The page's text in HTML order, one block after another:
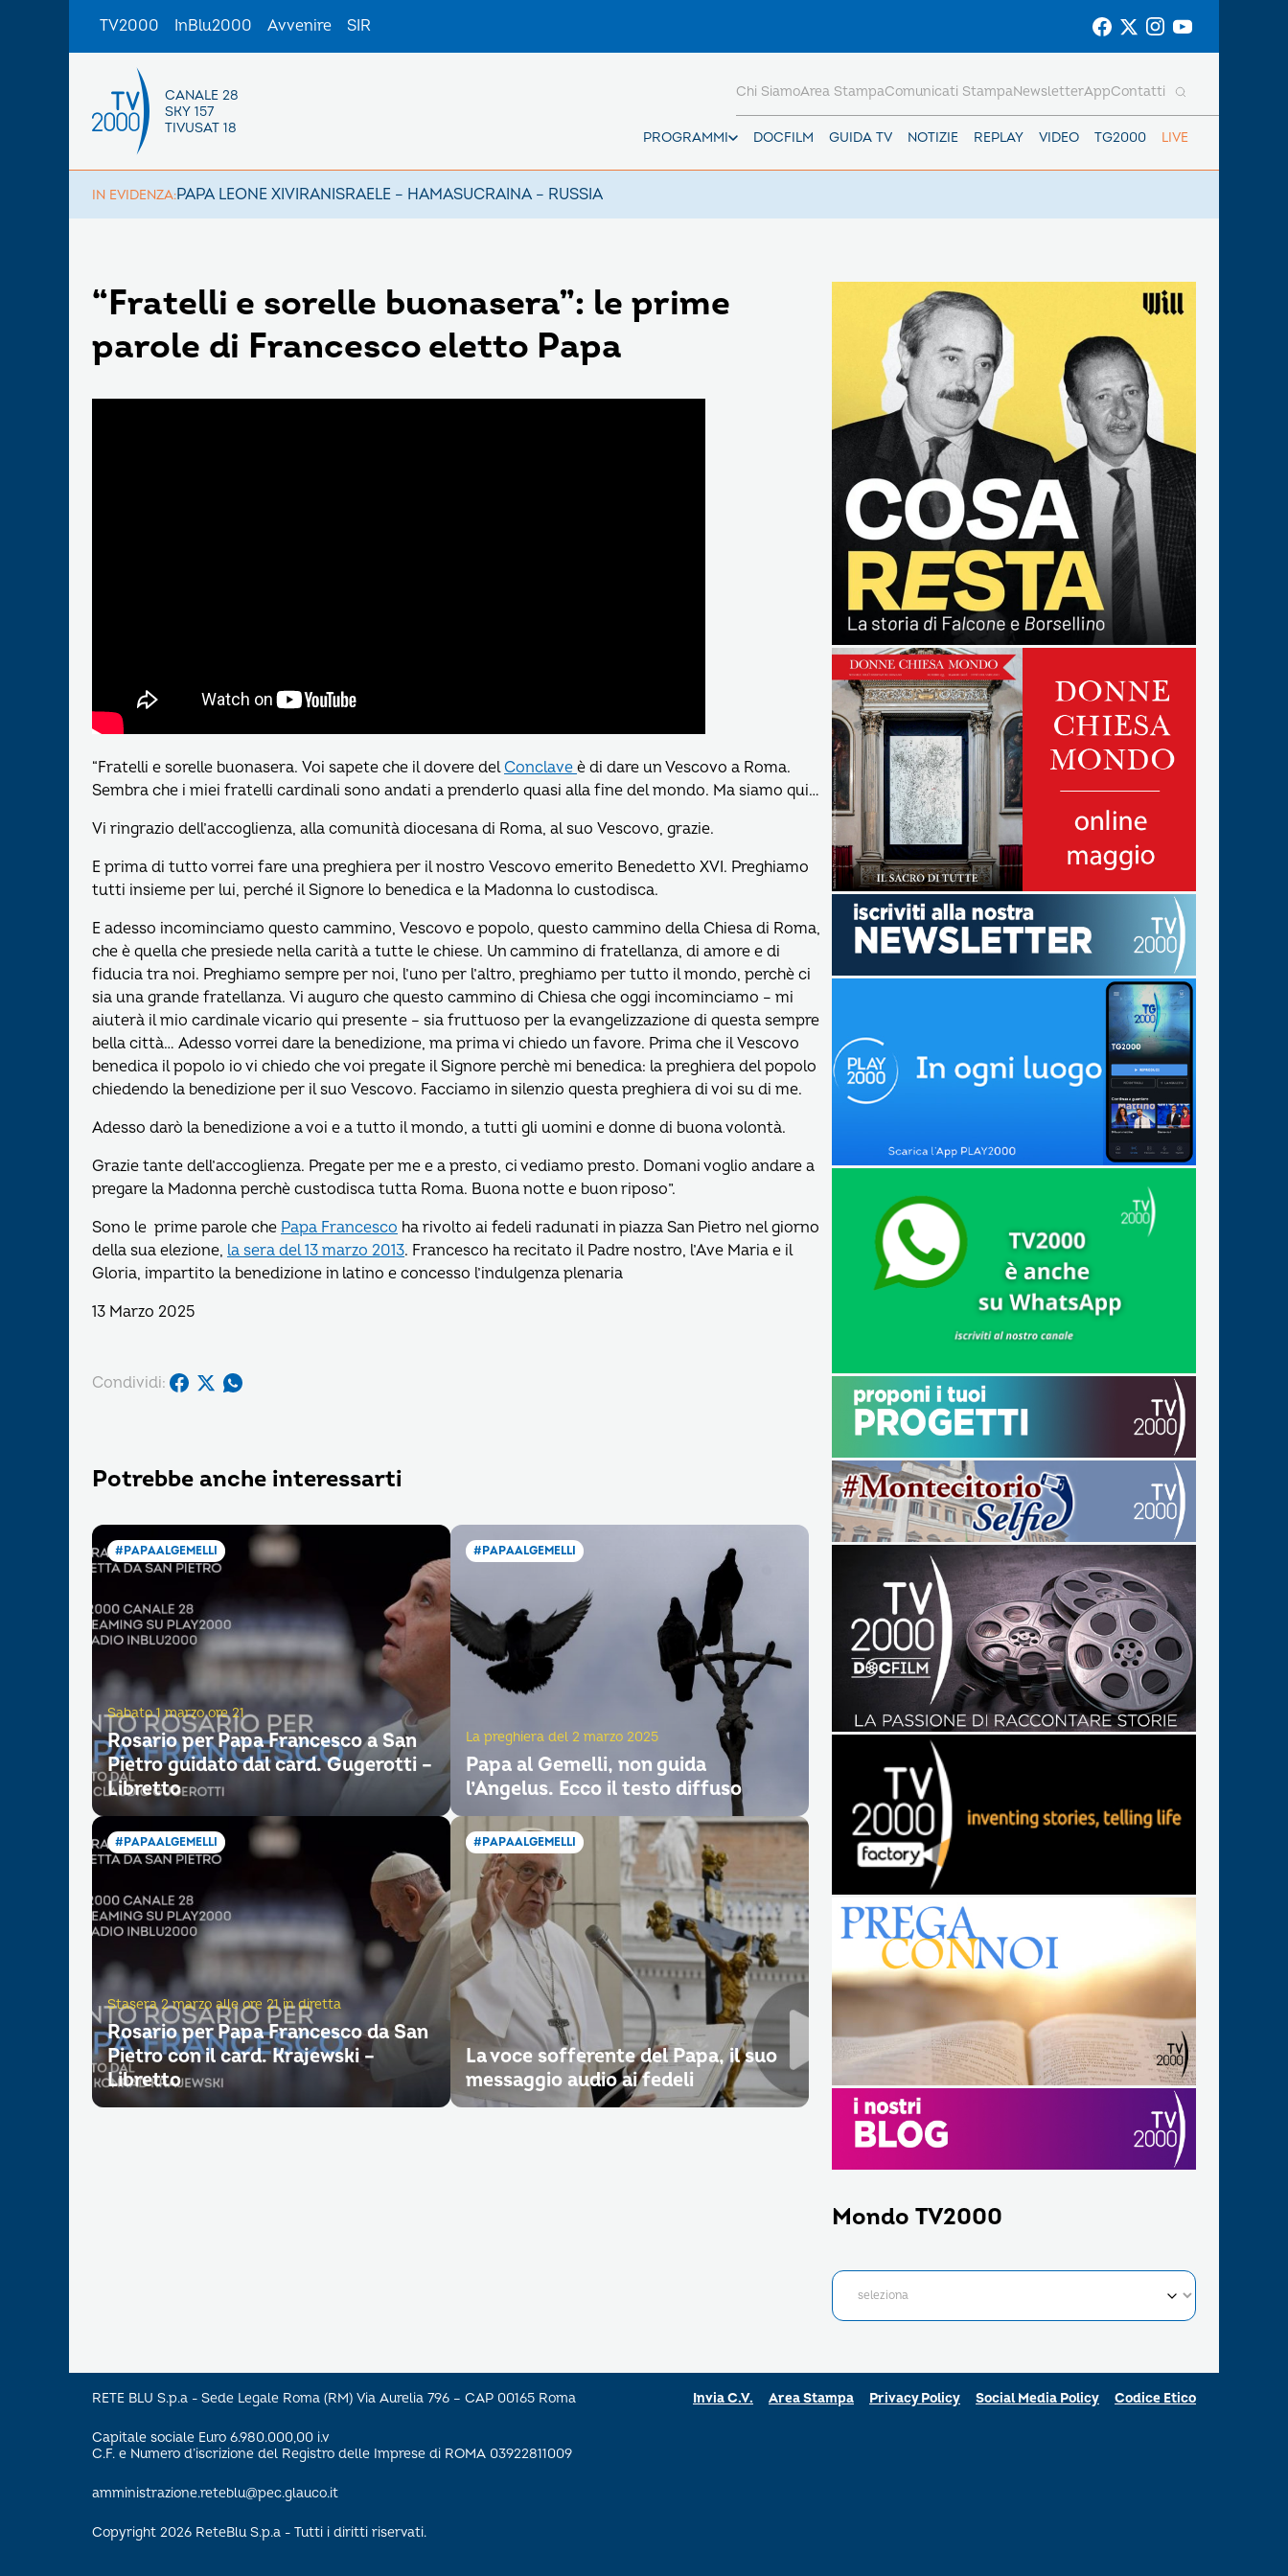
TV2000 InBlu2000 Avvenire SIR
CANALE 28
SKY 157
TIVUSAT 18
PROGRAMMI DOCFILM GUIDA TV NOTIZIE REPLAY VIDEO TG2000 LIVE
Chi SiamoArea StampaComunicati StampaNewsletterAppContatti
IN EVIDENZA:PAPA LEONE XIVIRANISRAELE – HAMASUCRAINA – RUSSIA
“Fratelli e sorelle buonasera”: le prime
parole di Francesco eletto Papa
“Fratelli e sorelle buonasera. Voi sapete che il dovere delConclave è di dare un Vescovo a Roma.
Sembra che i miei fratelli cardinali sono andati a prenderlo quasi alla fine del mondo. Ma siamo qui…
Vi ringrazio dell’accoglienza, alla comunità diocesana di Roma, al suo Vescovo, grazie.
E prima di tutto vorrei fare una preghiera per il nostro Vescovo emerito Benedetto XVI. Preghiamo
tutti insieme per lui, perché il Signore lo benedica e la Madonna lo custodisca.
E adesso incominciamo questo cammino, Vescovo e popolo, questo cammino della Chiesa di Roma,
che è quella che presiede nella carità a tutte le chiese. Un cammino di fratellanza, di amore e di
fiducia tra noi. Preghiamo sempre per noi, l’uno per l’altro, preghiamo per tutto il mondo, perchè ci
sia una grande fratellanza. Vi auguro che questo cammino di Chiesa che oggi incominciamo – mi
aiuterà il mio cardinale vicario qui presente – sia fruttuoso per la evangelizzazione di questa sempre
bella città… Adesso vorrei dare la benedizione, ma prima vi chiedo un favore. Prima che il Vescovo
benedica il popolo io vi chiedo che voi pregate il Signore perchè mi benedica: la preghiera del popolo
chiedendo la benedizione per il suo Vescovo. Facciamo in silenzio questa preghiera di voi su di me.
Adesso darò la benedizione a voi e a tutto il mondo, a tutti gli uomini e donne di buona volontà.
Grazie tante dell’accoglienza. Pregate per me e a presto, ci vediamo presto. Domani voglio andare a
pregare la Madonna perchè custodisca tutta Roma. Buona notte e buon riposo”.
Sono le prime parole che Papa Francesco ha rivolto ai fedeli radunati in piazza San Pietro nel giorno
della sua elezione, la sera del 13 marzo 2013. Francesco ha recitato il Padre nostro, l’Ave Maria e il
Gloria, impartito la benedizione in latino e concesso l’indulgenza plenaria
13 Marzo 2025
Condividi:
Potrebbe anche interessarti
#PAPAALGEMELLI
Sabato 1 marzo ore 21
Rosario per Papa Francesco a San
Pietro guidato dal card. Gugerotti –
Libretto
#PAPAALGEMELLI
La preghiera del 2 marzo 2025
Papa al Gemelli, non guida
l’Angelus. Ecco il testo diffuso
#PAPAALGEMELLI
Stasera 2 marzo alle ore 21 in diretta
Rosario per Papa Francesco da San
Pietro con il card. Krajewski –
Libretto
#PAPAALGEMELLI
La voce sofferente del Papa, il suo
messaggio audio ai fedeli
Mondo TV2000
RETE BLU S.p.a - Sede Legale Roma (RM) Via Aurelia 796 – CAP 00165 Roma
Capitale sociale Euro 6.980.000,00 i.v
C.F. e Numero d’iscrizione del Registro delle Imprese di ROMA 03922811009
amministrazione.reteblu@pec.glauco.it
Copyright 2026 ReteBlu S.p.a - Tutti i diritti riservati.
Invia C.V. Area Stampa Privacy Policy Social Media Policy Codice Etico